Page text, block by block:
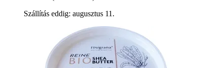
Szállítás eddig: augusztus 11.